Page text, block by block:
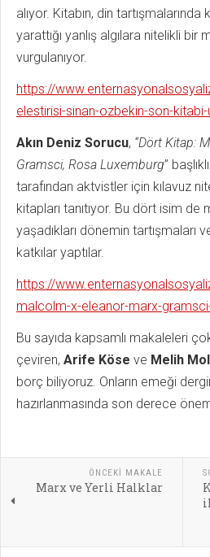
alıyor. Kitabın, din
yarattığı yanlış algılara nitelikli bir
vurgulanıyor.
https://
elestirisi-sinan-ozbekin-son-
Akın Deniz Sorucu, “Dört Kitap:
Gramsci, Rosa Luxemburg”
tarafından aktvistler için kılavuz
kitapları tanıtıyor. Bu dört isim
yaşadıkları dönemin tartışmaları
katkılar yaptılar.
https://
malcolm-x-eleanor-marx-
Bu sayıda kapsamlı makaleleri
çeviren, Arife Köse ve Melih Mol
borç biliyoruz. Onların emeği
hazırlanmasında son derece
ÖNCEKI MAKALE
Marx ve Yerli Halklar